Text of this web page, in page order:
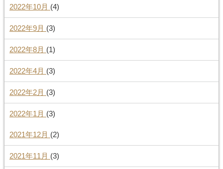
2022年10月 (4)
2022年9月 (3)
2022年8月 (1)
2022年4月 (3)
2022年2月 (3)
2022年1月 (3)
2021年12月 (2)
2021年11月 (3)